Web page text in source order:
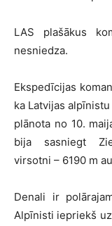
LAS plašākus
nesniedza.
Ekspedīcijas
ka Latvijas
plānota no 10.
bija sasniegt
virsotni – 6190 m
Denali ir
Alpīnisti iepriekš